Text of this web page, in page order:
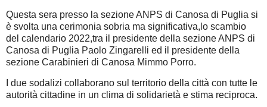
Questa sera presso la sezione ANPS di Canosa di Puglia si
è svolta una cerimonia sobria ma significativa,lo scambio
del calendario 2022,tra il presidente della sezione ANPS di
Canosa di Puglia Paolo Zingarelli ed il presidente della
sezione Carabinieri di Canosa Mimmo Porro.
I due sodalizi collaborano sul territorio della città con tutte le
autorità cittadine in un clima di solidarietà e stima reciproca.